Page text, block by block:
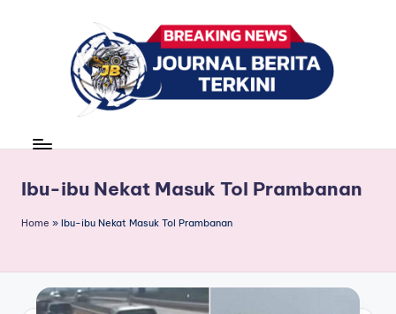
r
n
l
B
news
Ibu-ibu Nekat Masuk Tol Prambanan
Home » Ibu-ibu Nekat Masuk Tol Prambanan